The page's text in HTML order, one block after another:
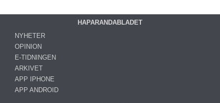
HAPARANDABLADET
NYHETER
OPINION
E-TIDNINGEN
ARKIVET
APP IPHONE
APP ANDROID